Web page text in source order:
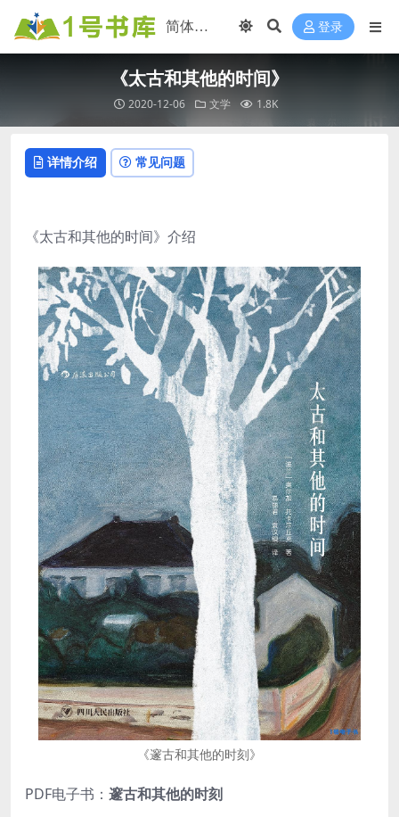
登录
《太古和其他的时间》
2020-12-06 文学 1.8K
详情介绍 常见问题
《太古和其他的时间》介绍
《邃古和其他的时刻》
PDF电子书： 邃古和其他的时刻